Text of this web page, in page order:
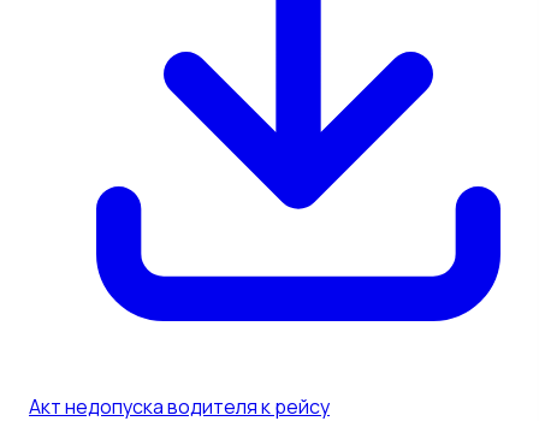
Акт недопуска водителя к рейсу